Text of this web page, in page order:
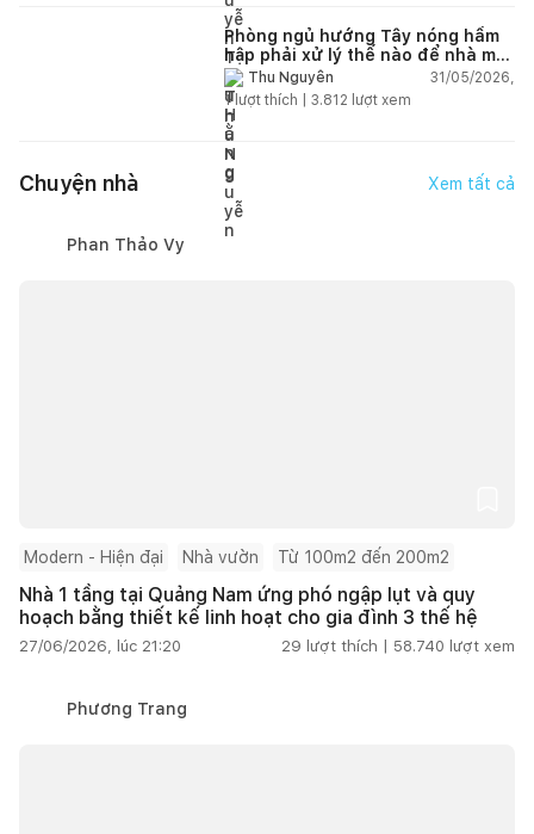
Phòng ngủ hướng Tây nóng hầm
hập phải xử lý thế nào để nhà mát
hơn?Thu Nguyễn
31/05/2026,
1lượt thích | 3.812 lượt xem
Chuyện nhà Xem tất cả
Phan Thảo Vy
Modern - Hiện đại Nhà vườn Từ 100m2 đến 200m2
Nhà 1 tầng tại Quảng Nam ứng phó ngập lụt và quy
hoạch bằng thiết kế linh hoạt cho gia đình 3 thế hệ
27/06/2026, lúc 21:20 29 lượt thích | 58.740 lượt xem
Phương Trang